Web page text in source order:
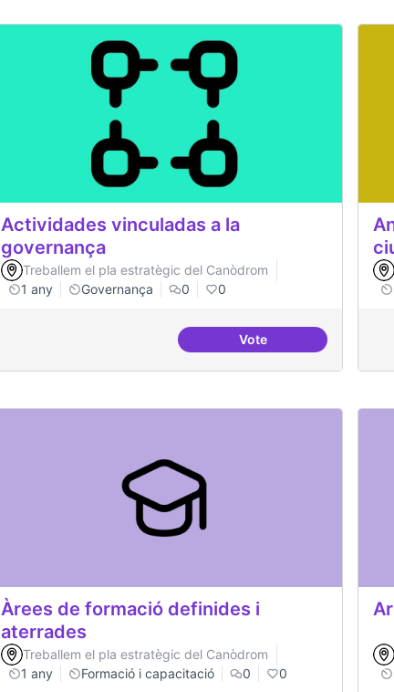
Actividades vinculadas a la
governança
Treballem el pla estratègic del Canòdrom
1 any
Governança 0 0
VoteActividades vinculadas
Àrees de formació definides i
aterrades
Treballem el pla estratègic del Canòdrom
1 any
Formació i capacitació 0 0